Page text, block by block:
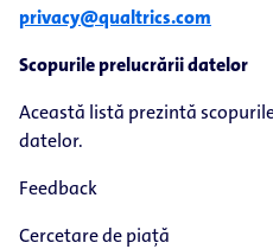
privacy@qualtrics.com
Scopurile prelucrării datelor
Această listă prezintă
datelor.
Feedback
Cercetare de piață